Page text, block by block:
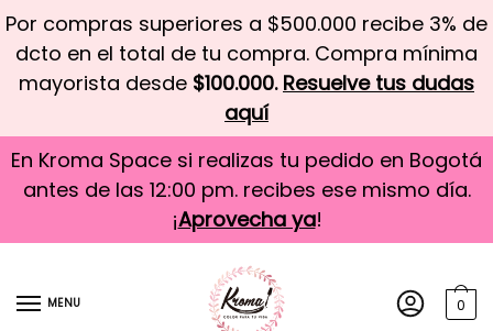
Por compras superiores a $500.000 recibe 3% de
dcto en el total de tu compra. Compra mínima
mayorista desde $100.000. Resuelve tus dudas
aquí
En Kroma Space si realizas tu pedido en Bogotá
antes de las 12:00 pm. recibes ese mismo día.
¡Aprovecha ya!
MENU 0